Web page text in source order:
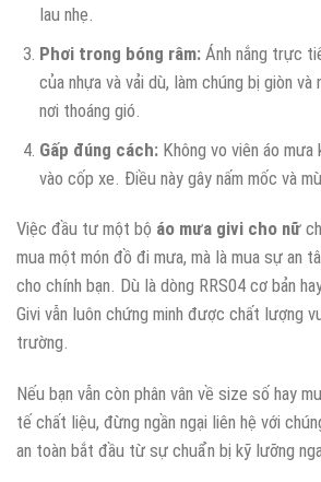
lau nhẹ.
Phơi trong bóng râm:Ánh nắng trực
của nhựa và vải dù, làm chúng bị giòn
nơi thoáng gió.
Gấp đúng cách:Không vo viên áo mưa
vào cốp xe. Điều này gây nấm mốc và
Việc đầu tư một bộ áo mưa givi cho nữ
mua một món đồ đi mưa, mà là mua sự an
cho chính bạn. Dù là dòng RRS04 cơ bản
Givi vẫn luôn chứng minh được chất lượng
trường.
Nếu bạn vẫn còn phân vân về size số hay
tế chất liệu, đừng ngần ngại liên hệ với
an toàn bắt đầu từ sự chuẩn bị kỹ lưỡng